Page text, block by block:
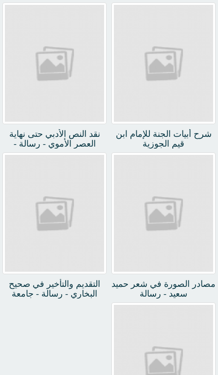
مقترح لزيادة الكفاءة
شرح أبيات الجنة للإمام ابن
قيم الجوزية
نقد النص الأدبي حتى نهاية
العصر الأموي - رسالة -
جامعة الكوفة
مصادر الصورة في شعر حميد
سعيد - رسالة
التقديم والتأخير في صحيح
البخاري - رسالة - جامعة